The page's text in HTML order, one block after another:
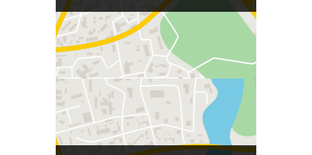
Huth & Schimpke Rechtsanwälte
Leipziger Straße 37
04668 Grimma
Telefon:03437 / 999 600